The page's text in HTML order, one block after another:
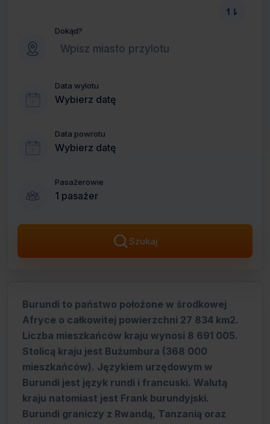
Dokąd?
Data wylotu
Wybierz datę
Data powrotu
Wybierz datę
Pasażerowie
1 pasażer
Szukaj
Burundi to państwo położone w środkowej
Afryce o całkowitej powierzchni 27 834 km2.
Liczba mieszkańców kraju wynosi 8 691 005.
Stolicą kraju jest Bużumbura (368 000
mieszkańców). Językiem urzędowym w
Burundi jest język rundi i francuski. Walutą
kraju natomiast jest Frank burundyjski.
Burundi graniczy z Rwandą, Tanzanią oraz